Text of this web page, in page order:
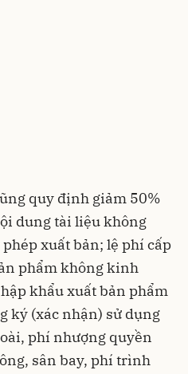
quy định giảm 50%
dung tài liệu không
xuất bản; lệ phí cấp
phẩm không kinh
khẩu xuất bản phẩm
ký (xác nhận) sử dụng
phí nhượng quyền
sân bay, phí trình